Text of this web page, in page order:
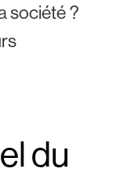
société ?
du